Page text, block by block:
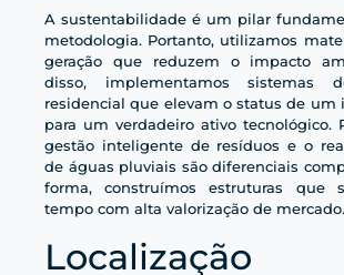
A sustentabilidade é um pilar
metodologia. Portanto, utilizamos
geração que reduzem o impacto
disso, implementamos sistemas
residencial que elevam o status de um
para um verdadeiro ativo tecnológico.
gestão inteligente de resíduos e o
de águas pluviais são diferenciais
forma, construímos estruturas que
tempo com alta valorização de mercado.
Localização